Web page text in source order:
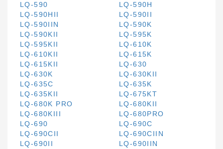
LQ-590
LQ-590H
LQ-590HII
LQ-590II
LQ-590IIN
LQ-590K
LQ-590KII
LQ-595K
LQ-595KII
LQ-610K
LQ-610KII
LQ-615K
LQ-615KII
LQ-630
LQ-630K
LQ-630KII
LQ-635C
LQ-635K
LQ-635KII
LQ-675KT
LQ-680K PRO
LQ-680KII
LQ-680KIII
LQ-680PRO
LQ-690
LQ-690C
LQ-690CII
LQ-690CIIN
LQ-690II
LQ-690IIN